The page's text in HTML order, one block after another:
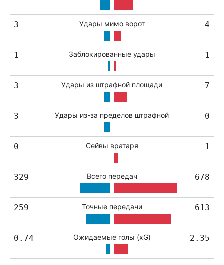
3 Удары мимо ворот 4
1 Заблокированные удары 1
3 Удары из штрафной площади 7
3 Удары из-за пределов штрафной 0
0 Сейвы вратаря 1
329 Всего передач 678
259 Точные передачи 613
0.74 Ожидаемые голы (xG) 2.35